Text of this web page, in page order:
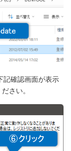
記確認画面が表示
さい。